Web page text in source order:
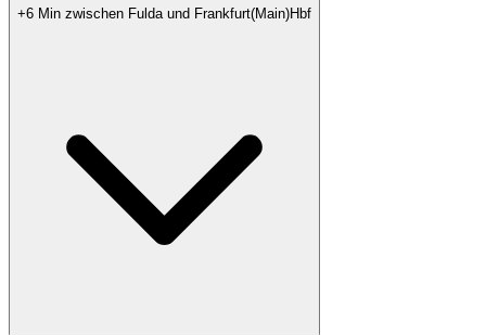
+6 Min zwischen Fulda und Frankfurt(Main)Hbf